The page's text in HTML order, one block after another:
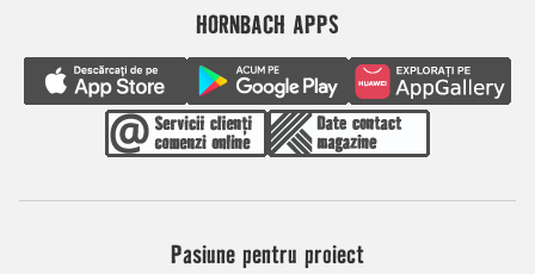
HORNBACH APPS
Pasiune pentru proiect